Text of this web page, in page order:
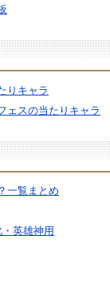
りキャラ
ェスの当たりキャラ
一覧まとめ
英雄神用